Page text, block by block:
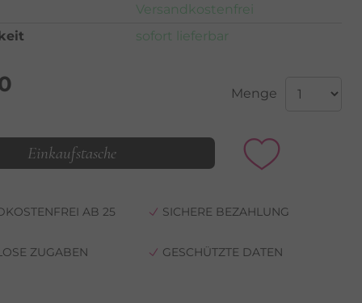
Versandkostenfrei
sofort lieferbar
Menge
Einkaufstasche
AB 25
SICHERE BEZAHLUNG
ZUGABEN GESCHÜTZTE DATEN